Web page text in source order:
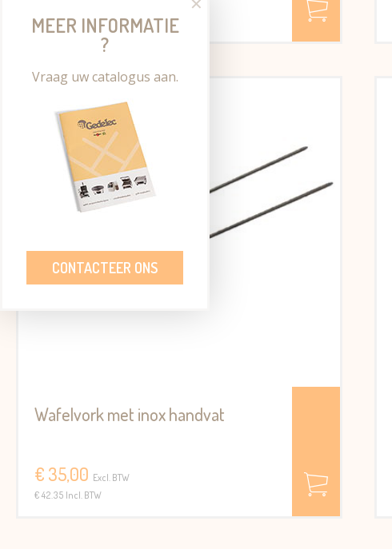
MEER INFORMATIE
?
Vraag uw catalogus aan.
CONTACTEER ONS
€ 25.41 Incl. BTW
Wafelvork met inox handvat
€ 35,00 Excl. BTW
€ 42.35 Incl. BTW